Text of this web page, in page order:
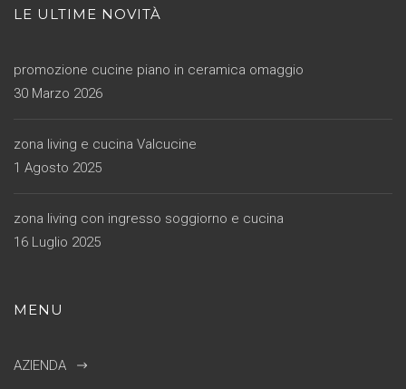
LE ULTIME NOVITÀ
promozione cucine piano in ceramica omaggio
30 Marzo 2026
zona living e cucina Valcucine
1 Agosto 2025
zona living con ingresso soggiorno e cucina
16 Luglio 2025
MENU
AZIENDA